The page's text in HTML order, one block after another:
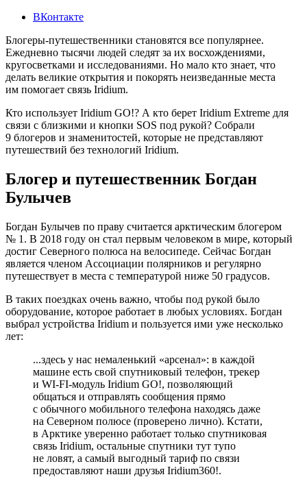
ВКонтакте
Блогеры-путешественники становятся все популярнее.
Ежедневно тысячи людей следят за их восхождениями,
кругосветками и исследованиями. Но мало кто знает, что
делать великие открытия и покорять неизведанные места
им помогает связь Iridium.
Кто использует Iridium GO!? А кто берет Iridium Extreme для
связи с близкими и кнопки SOS под рукой? Собрали
9 блогеров и знаменитостей, которые не представляют
путешествий без технологий Iridium.
Блогер и путешественник Богдан
Булычев
Богдан Булычев по праву считается арктическим блогером
№ 1. В 2018 году он стал первым человеком в мире, который
достиг Северного полюса на велосипеде. Сейчас Богдан
является членом Ассоциации полярников и регулярно
путешествует в места с температурой ниже 50 градусов.
В таких поездках очень важно, чтобы под рукой было
оборудование, которое работает в любых условиях. Богдан
выбрал устройства Iridium и пользуется ими уже несколько
лет:
...здесь у нас немаленький «арсенал»: в каждой
машине есть свой спутниковый телефон, трекер
и WI-FI-модуль Iridium GO!, позволяющий
общаться и отправлять сообщения прямо
с обычного мобильного телефона находясь даже
на Северном полюсе (проверено лично). Кстати,
в Арктике уверенно работает только спутниковая
связь Iridium, остальные спутники тут тупо
не ловят, а самый выгодный тариф по связи
предоставляют наши друзья Iridium360!.